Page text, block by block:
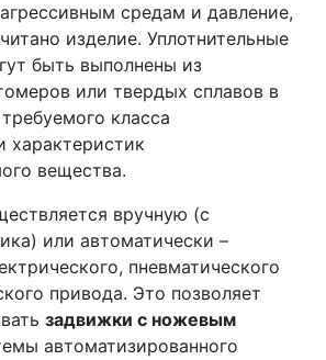
средам и давление,
изделие. Уплотнительные
быть выполнены из
или твердых сплавов в
класса
характеристик
вещества.
вручную (с
или автоматически –
пневматического
привода. Это позволяет
задвижки с ножевым
автоматизированного